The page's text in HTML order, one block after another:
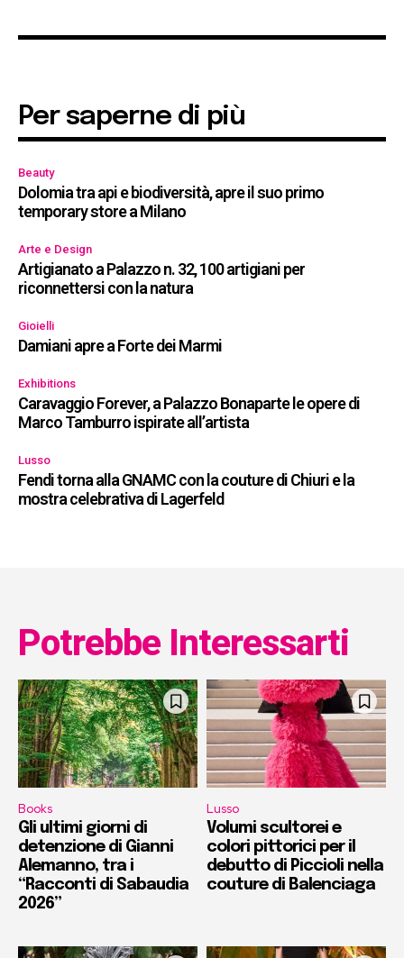
Per saperne di più
Beauty
Dolomia tra api e biodiversità, apre il suo primo
temporary store a Milano
Arte e Design
Artigianato a Palazzo n. 32, 100 artigiani per
riconnettersi con la natura
Gioielli
Damiani apre a Forte dei Marmi
Exhibitions
Caravaggio Forever, a Palazzo Bonaparte le opere di
Marco Tamburro ispirate all’artista
Lusso
Fendi torna alla GNAMC con la couture di Chiuri e la
mostra celebrativa di Lagerfeld
Potrebbe Interessarti
Books
Gli ultimi giorni di
detenzione di Gianni
Alemanno, tra i
“Racconti di Sabaudia
2026”
Lusso
Volumi scultorei e
colori pittorici per il
debutto di Piccioli nella
couture di Balenciaga